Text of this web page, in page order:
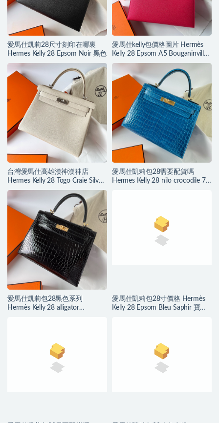
愛馬仕凱莉28尺寸刻印在哪裏
Hermes Kelly 28 Epsom Noir 黑色
愛馬仕kelly包價格圖片 Hermès
Kelly 28 Epsom A5 Bouganinviller
杜鵑紅
台灣愛馬仕高雄漢神漢神店
Hermes Kelly 28 Togo Craie Silver
Hardware
Hermes Kelly 28 nilo crocodile 7Q
Blue Mykonos 希臘藍
Hermès Kelly 28 alligator
crocodile 黑色禦用原裝進口Hcp
Kelly 28 Epsom Bleu Saphir 寶石
藍 Silver Hardware